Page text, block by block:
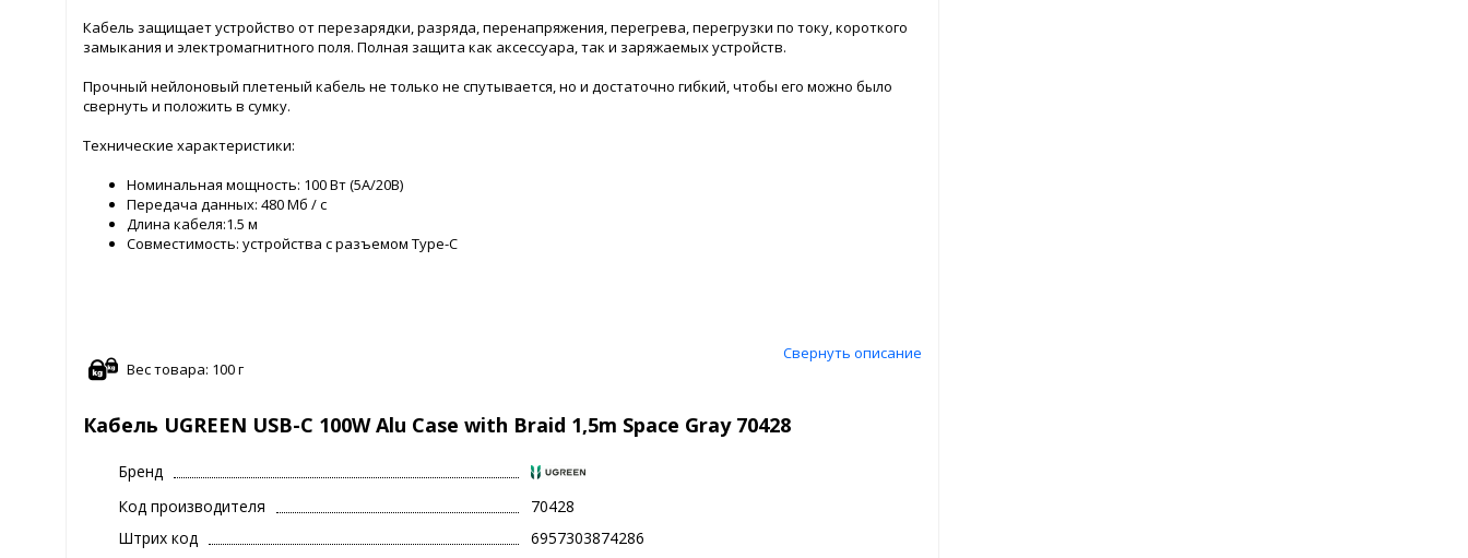
Кабель защищает устройство от перезарядки, разряда, перенапряжения, перегрева, перегрузки по току, короткого
замыкания и электромагнитного поля. Полная защита как аксессуара, так и заряжаемых устройств.
Прочный нейлоновый плетеный кабель не только не спутывается, но и достаточно гибкий, чтобы его можно было
свернуть и положить в сумку.
Технические характеристики:
Номинальная мощность: 100 Вт (5А/20В)
Передача данных: 480 Мб / с
Длина кабеля:1.5 м
Совместимость: устройства с разъемом Type-C
Свернуть описание
Вес товара: 100 г
Кабель UGREEN USB-C 100W Alu Case with Braid 1,5m Space Gray 70428
Бренд
Код производителя
70428
Штрих код
6957303874286